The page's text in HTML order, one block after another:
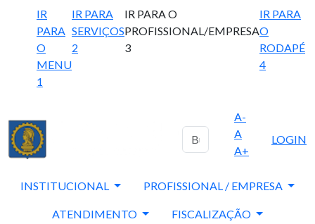
IR
PARA
O
MENU
1
IR PARA
SERVIÇOS
2
IR PARA O
PROFISSIONAL/EMPRESA
3
IR PARA
O
RODAPÉ
4
A-
A
A+
LOGIN
INSTITUCIONAL PROFISSIONAL / EMPRESA
ATENDIMENTO FISCALIZAÇÃO